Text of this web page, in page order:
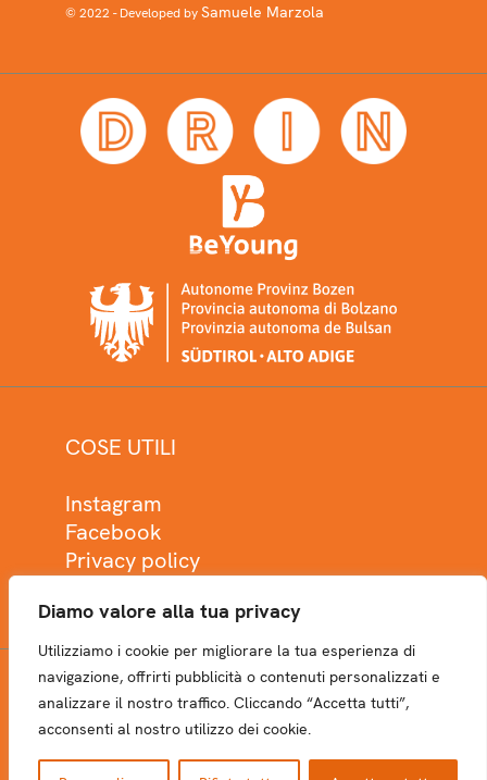
Diamo valore alla tua privacy
Utilizziamo i cookie per migliorare la tua esperienza di
navigazione, offrirti pubblicità o contenuti personalizzati e
analizzare il nostro traffico. Cliccando “Accetta tutti”,
acconsenti al nostro utilizzo dei cookie.
© 2022 - Developed bySamuele Marzola
COSE UTILI
Instagram
Facebook
Privacy policy
NEWSLETTER